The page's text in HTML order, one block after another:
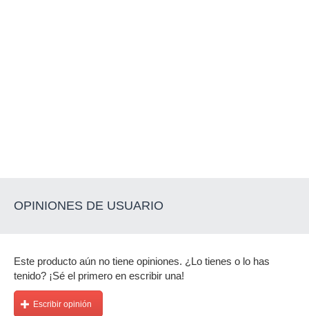
OPINIONES DE USUARIO
Este producto aún no tiene opiniones. ¿Lo tienes o lo has
tenido? ¡Sé el primero en escribir una!
Escribir opinión